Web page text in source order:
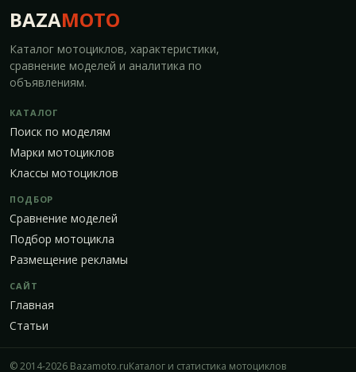
BAZAMOTO
Каталог мотоциклов, характеристики,
сравнение моделей и аналитика по
объявлениям.
КАТАЛОГ
Поиск по моделям
Марки мотоциклов
Классы мотоциклов
ПОДБОР
Сравнение моделей
Подбор мотоцикла
Размещение рекламы
САЙТ
Главная
Статьи
© 2014-2026 Bazamoto.ruКаталог и статистика мотоциклов